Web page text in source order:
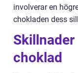
involverar en
chokladen dess
choklad